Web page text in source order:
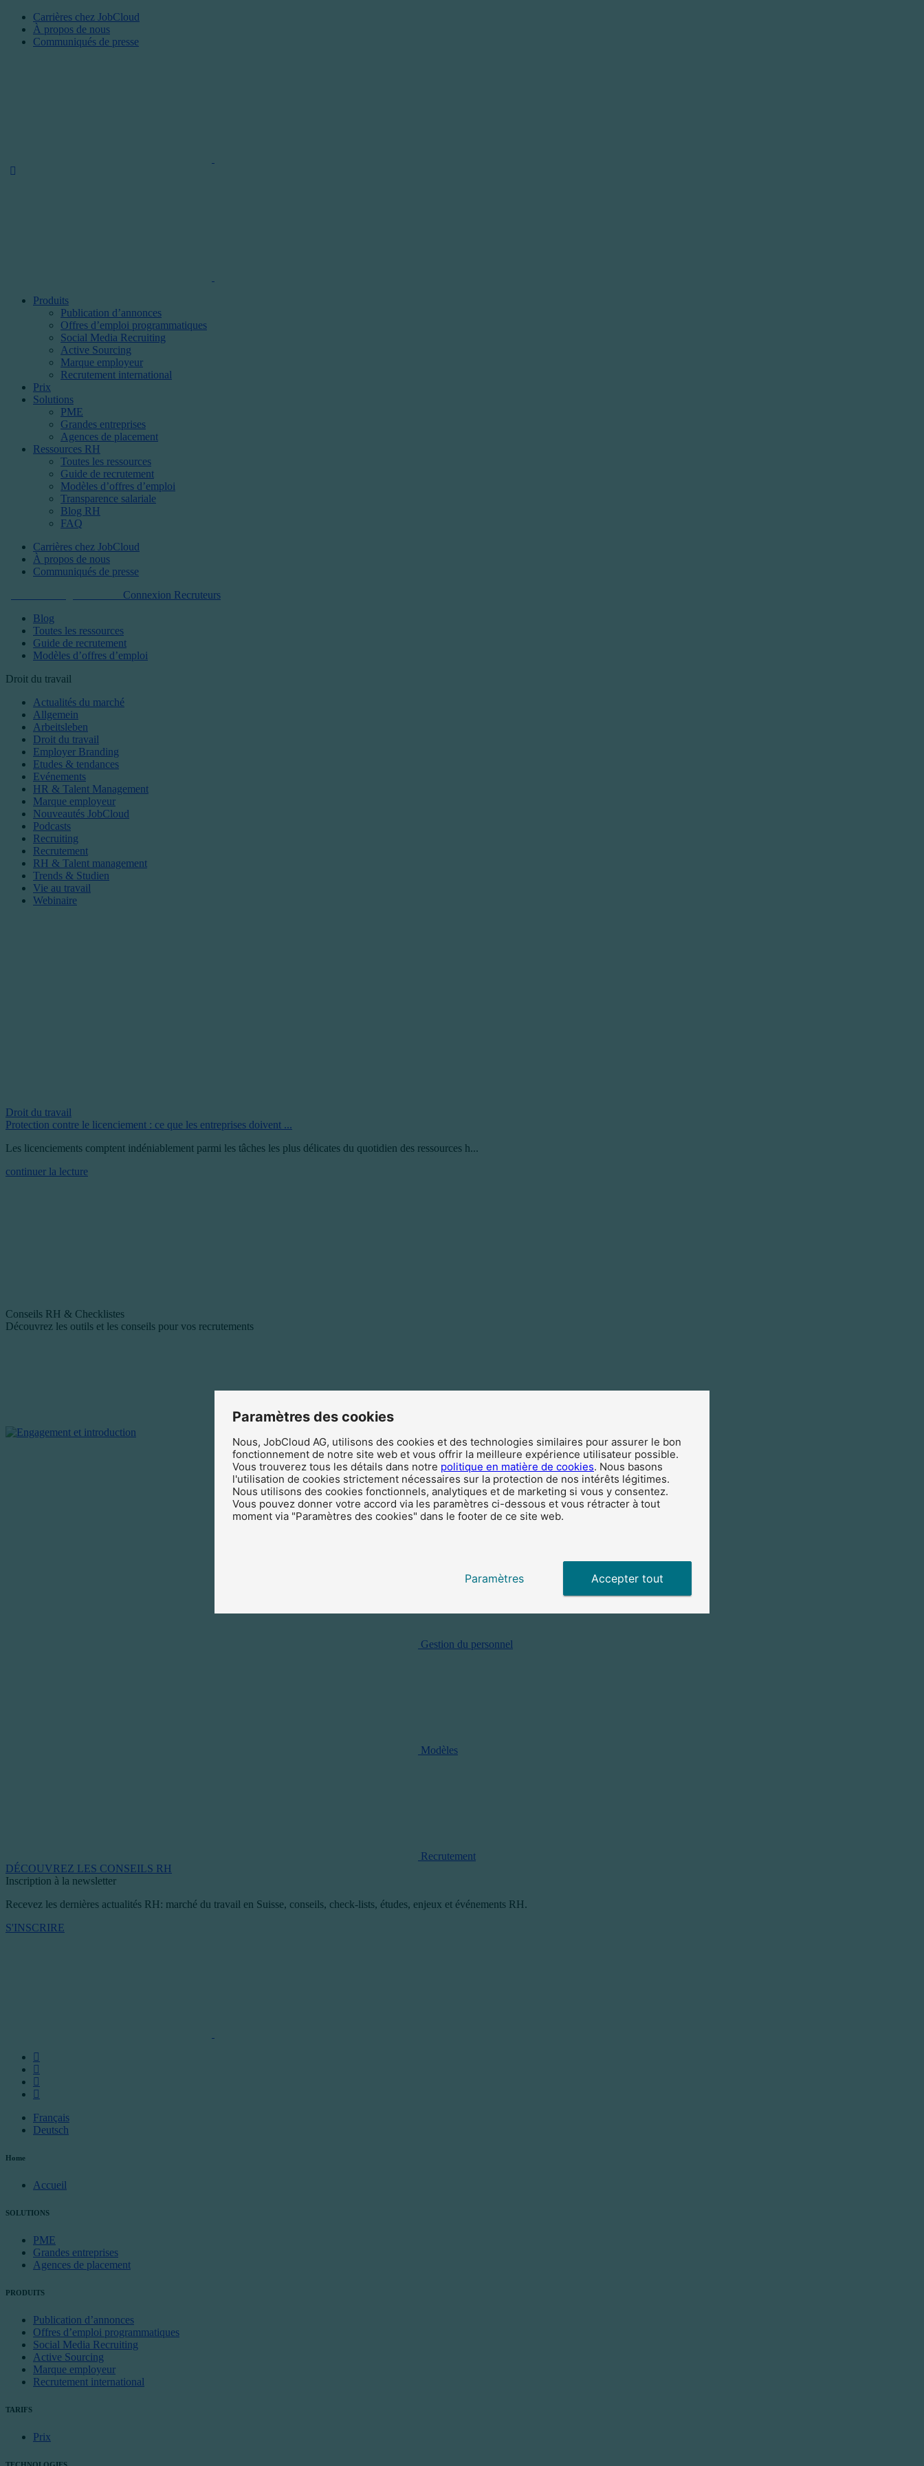
Carrières chez JobCloud​
À propos de nous
Communiqués de presse
Produits
Publication d’annonces
Offres d’emploi programmatiques
Social Media Recruiting
Active Sourcing
Marque employeur
Recrutement international
Prix
Solutions
PME
Grandes entreprises
Agences de placement
Ressources RH
Toutes les ressources
Guide de recrutement
Modèles d’offres d’emploi
Transparence salariale
Blog RH
FAQ
Carrières chez JobCloud​
À propos de nous
Communiqués de presse
Connexion Recruteurs
Blog
Toutes les ressources
Guide de recrutement
Modèles d’offres d’emploi
Droit du travail
Actualités du marché
Allgemein
Arbeitsleben
Droit du travail
Employer Branding
Etudes & tendances
Evénements
HR & Talent Management
Marque employeur
Nouveautés JobCloud
Podcasts
Recruiting
Recrutement
RH & Talent management
Trends & Studien
Vie au travail
Webinaire
Droit du travail
Protection contre le licenciement : ce que les entreprises doivent ...
Les licenciements comptent indéniablement parmi les tâches les plus délicates du quotidien des ressources h...
continuer la lecture
Conseils RH & Checklistes
Découvrez les outils et les conseils pour vos recrutements
Gestion du personnel
Modèles
Recrutement
DÉCOUVREZ LES CONSEILS RH
Inscription à la newsletter
Recevez les dernières actualités RH: marché du travail en Suisse, conseils, check-lists, études, enjeux et événements RH.
S'INSCRIRE
Français
Deutsch
Home
Accueil
SOLUTIONS
PME
Grandes entreprises
Agences de placement
PRODUITS
Publication d’annonces
Offres d’emploi programmatiques
Social Media Recruiting
Active Sourcing
Marque employeur
Recrutement international
TARIFS
Prix
Paramètres des cookies
Nous, JobCloud AG, utilisons des cookies et des technologies similaires pour assurer le bon
fonctionnement de notre site web et vous offrir la meilleure expérience utilisateur possible.
Vous trouverez tous les détails dans notre politique en matière de cookies. Nous basons
l'utilisation de cookies strictement nécessaires sur la protection de nos intérêts légitimes.
Nous utilisons des cookies fonctionnels, analytiques et de marketing si vous y consentez.
Vous pouvez donner votre accord via les paramètres ci-dessous et vous rétracter à tout
moment via "Paramètres des cookies" dans le footer de ce site web.
Paramètres Accepter tout